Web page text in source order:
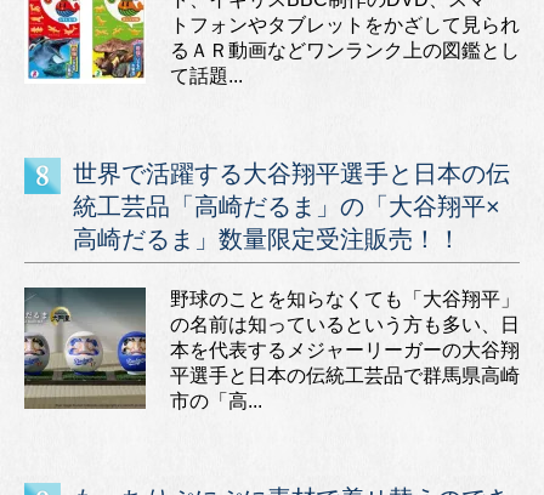
トフォンやタブレットをかざして見られ
るＡＲ動画などワンランク上の図鑑とし
て話題...
世界で活躍する大谷翔平選手と日本の伝
統工芸品「高崎だるま」の「大谷翔平×
高崎だるま」数量限定受注販売！！
野球のことを知らなくても「大谷翔平」
の名前は知っているという方も多い、日
本を代表するメジャーリーガーの大谷翔
平選手と日本の伝統工芸品で群馬県高崎
市の「高...